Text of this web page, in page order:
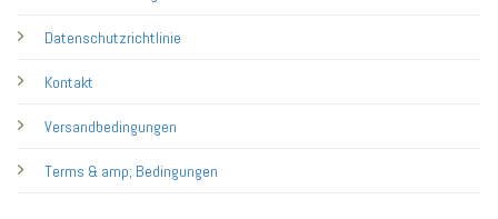
Datenschutzrichtlinie
Kontakt
Versandbedingungen
Terms & amp; Bedingungen